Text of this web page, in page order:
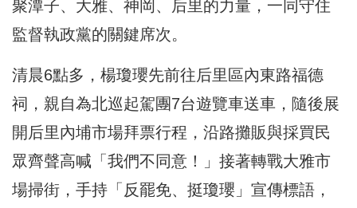
聚潭子、大雅、神岡、后里的力量，一同守住
監督執政黨的關鍵席次。
清晨6點多，楊瓊瓔先前往后里區內東路福德
祠，親自為北巡起駕團7台遊覽車送車，隨後展
開后里內埔市場拜票行程，沿路攤販與採買民
眾齊聲高喊「我們不同意！」接著轉戰大雅市
場掃街，手持「反罷免、挺瓊瓔」宣傳標語，